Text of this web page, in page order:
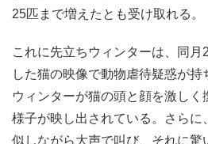
25匹まで増えたとも受け取れる。
これに先立ちウィンターは、同
した猫の映像で動物虐待疑惑が持
ウィンターが猫の頭と顔を激し
様子が映し出されている。さらに
似しながら大声で叫び、それに驚